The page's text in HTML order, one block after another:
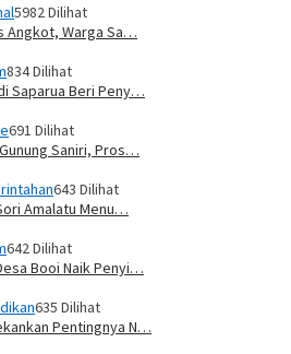
5982 Dilihat
Angkot, Warga Sa…
834 Dilihat
Saparua Beri Peny…
691 Dilihat
Saniri, Pros…
643 Dilihat
Amalatu Menu…
642 Dilihat
Booi Naik Penyi…
635 Dilihat
Pentingnya N…